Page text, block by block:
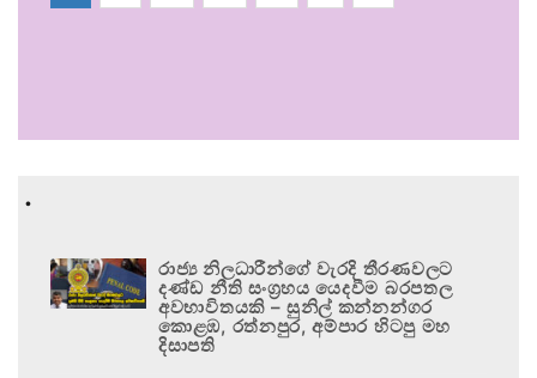
.
රාජ්‍ය නිලධාරීන්ගේ වැරදි තීරණවලට
දණ්ඩ නීති සංග්‍රහය යෙදවීම බරපතල
අවභාවිතයකි – සුනිල් කන්නන්ගර
කොළඹ, රත්නපුර, අම්පාර හිටපු මහ
දිසාපති